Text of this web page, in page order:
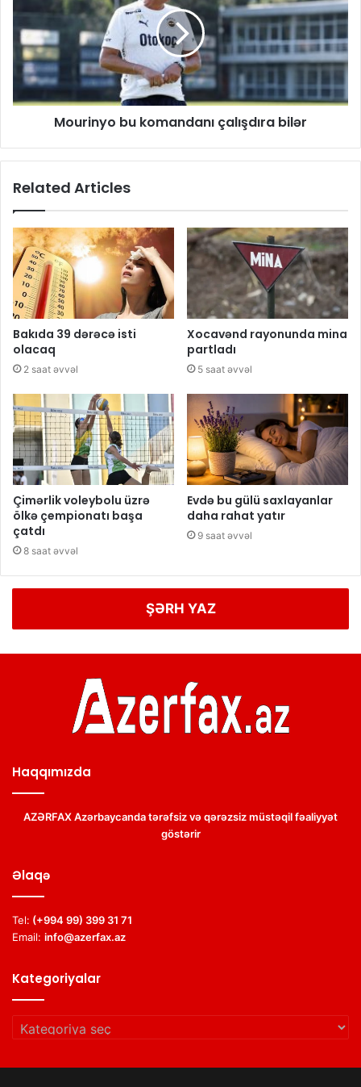
Mourinyo bu komandanı çalışdıra bilər
Related Articles
Bakıda 39 dərəcə isti
olacaq
2 saat əvvəl
Xocavənd rayonunda mina
partladı
5 saat əvvəl
Çimərlik voleybolu üzrə
ölkə çempionatı başa
çatdı
8 saat əvvəl
Evdə bu gülü saxlayanlar
daha rahat yatır
9 saat əvvəl
ŞƏRH YAZ
Haqqımızda
AZƏRFAX Azərbaycanda tərəfsiz və qərəzsiz müstəqil fəaliyyət
göstərir
Əlaqə
Tel: (+994 99) 399 31 71
Email: info@azerfax.az
Kategoriyalar
Kategoriyalar